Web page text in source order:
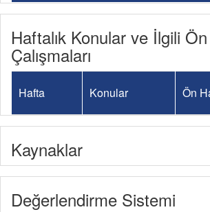
Haftalık Konular ve İlgili Ön
Çalışmaları
Hafta Konular Ön
Kaynaklar
Değerlendirme Sistemi